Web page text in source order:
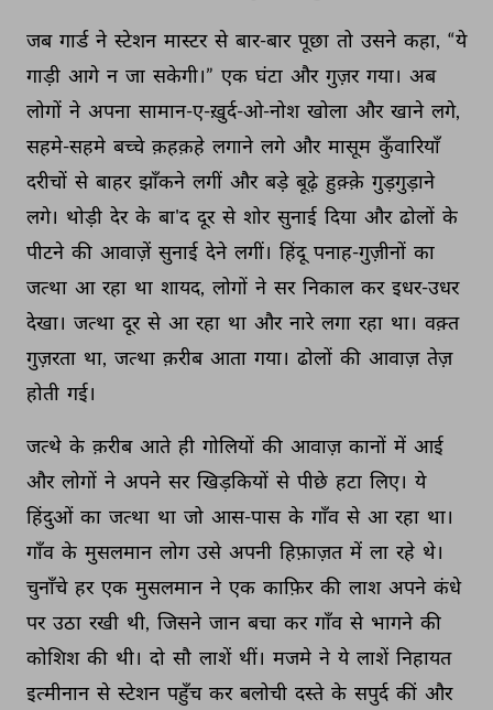
जब गार्ड ने स्टेशन मास्टर से बार-बार पूछा तो उसने कहा, “ये
गाड़ी आगे न जा सकेगी।” एक घंटा और गुज़र गया। अब
लोगों ने अपना सामान-ए-ख़ुर्द-ओ-नोश खोला और खाने लगे,
सहमे-सहमे बच्चे क़हक़हे लगाने लगे और मासूम कुँवारियाँ
दरीचों से बाहर झाँकने लगीं और बड़े बूढ़े हुक़्क़े गुड़गुड़ाने
लगे। थोड़ी देर के बा'द दूर से शोर सुनाई दिया और ढोलों के
पीटने की आवाज़ें सुनाई देने लगीं। हिंदू पनाह-गुज़ीनों का
जत्था आ रहा था शायद, लोगों ने सर निकाल कर इधर-उधर
देखा। जत्था दूर से आ रहा था और नारे लगा रहा था। वक़्त
गुज़रता था, जत्था क़रीब आता गया। ढोलों की आवाज़ तेज़
होती गई।
जत्थे के क़रीब आते ही गोलियों की आवाज़ कानों में आई
और लोगों ने अपने सर खिड़कियों से पीछे हटा लिए। ये
हिंदुओं का जत्था था जो आस-पास के गाँव से आ रहा था।
गाँव के मुसलमान लोग उसे अपनी हिफ़ाज़त में ला रहे थे।
चुनाँचे हर एक मुसलमान ने एक काफ़िर की लाश अपने कंधे
पर उठा रखी थी, जिसने जान बचा कर गाँव से भागने की
कोशिश की थी। दो सौ लाशें थीं। मजमे ने ये लाशें निहायत
इत्मीनान से स्टेशन पहुँच कर बलोची दस्ते के सपुर्द कीं और